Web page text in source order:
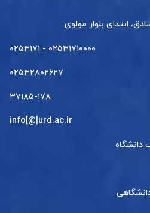
ابتدای بلوار مولوی
۰۲۵۳۱۷۱۰۰۰۰ - ۰۲۵۳۱۷۱
۰۲۵۳۲۸۰۲۶۲۷
۳۷۱۸۵-۱۷۸
info[@]urd.ac.ir